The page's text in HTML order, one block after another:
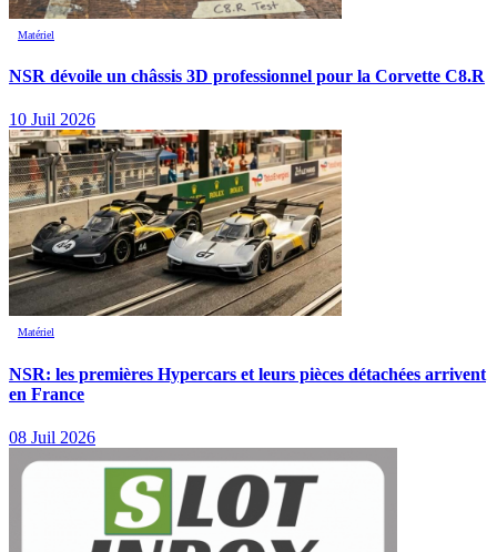
Matériel
NSR dévoile un châssis 3D professionnel pour la Corvette C8.R
10 Juil 2026
Matériel
NSR: les premières Hypercars et leurs pièces détachées arrivent
en France
08 Juil 2026